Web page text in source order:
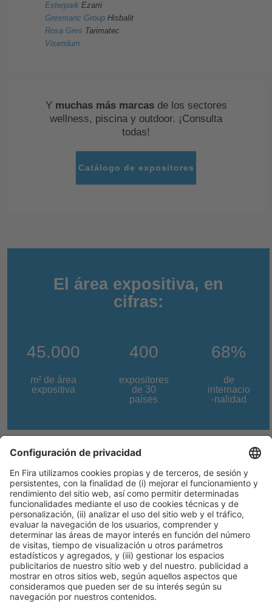
Exterpark Ezarri
Gresmanc Group Hisbalit
Rosa Gres Tarimatec
Visendum
Y muchas más marcasde los sectores
wellness, piscina y outdoor. ¡Consulta
todas!
Catálogo de expositores
El área expositiva, en
cifras:
45.000
m² de área
expositiva
400
expositores
de 30
países
68%
de
internacio
-nalidad
Y si todavía quieres descubrir
más... en la Innovation Zone
encontrarás los productos más
nuevos del mercado
¡No olvides visitarla!